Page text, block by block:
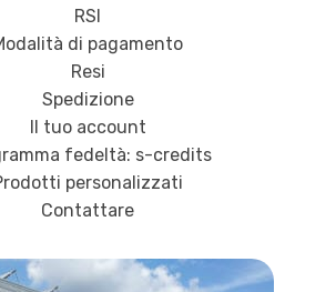
RSI
di pagamento
Resi
Spedizione
Il tuo account
fedeltà: s-credits
personalizzati
Contattare